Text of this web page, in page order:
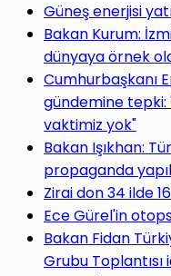
Güneş enerjisi
Bakan Kurum:
dünyaya örnek
Cumhurbaşkanı
gündemine tepki:
vaktimiz yok"
Bakan Işıkhan:
propaganda
Zirai don 34 ilde
Ece Gürel'in
Bakan Fidan
Grubu Toplantısı